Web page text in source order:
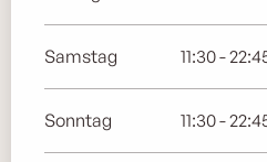
Samstag 11:30 -
Sonntag 11:30 -